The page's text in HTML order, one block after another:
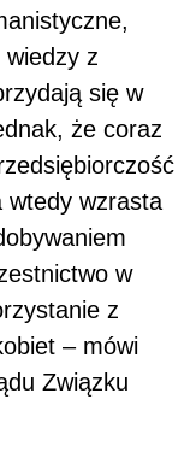
z
się w
że coraz
wtedy wzrasta
w
z
– mówi
Związku